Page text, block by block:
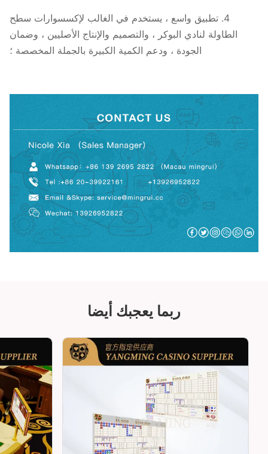
4. تطبيق واسع ، يستخدم في الغالب لإكسسوارات سطح
الطاولة لنادي البوكر ، والتصميم والإنتاج الأصليين ، وضمان
الجودة ، ودعم الكمية الكبيرة بالجملة المخصصة ؛
ربما يعجبك أيضا